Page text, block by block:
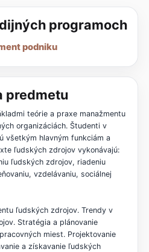
programoch
podniku
predmetu
teórie a praxe manažmentu
organizáciách. Študenti v
všetkým hlavným funkciám a
ľudských zdrojov vykonávajú:
ľudských zdrojov, riadeniu
vzdelávaniu, sociálnej
ľudských zdrojov. Trendy v
Stratégia a plánovanie
miest. Projektovanie
a získavanie ľudských